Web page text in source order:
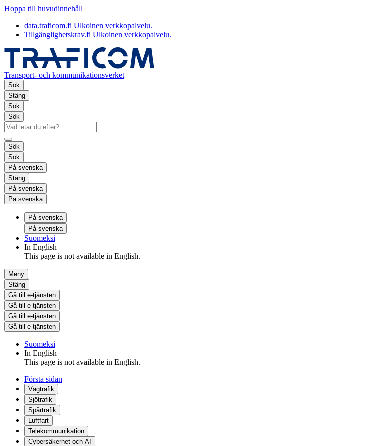
Hoppa till huvudinnehåll
data.traficom.fi Ulkoinen verkkopalvelu.
Tillgänglighetskrav.fi Ulkoinen verkkopalvelu.
Transport- och kommunikationsverket
Sök
Stäng
Sök
Sök
Sök
Sök
På svenska
Stäng
På svenska
På svenska
På svenska
På svenska
Suomeksi
In English
This page is not available in English.
Meny
Stäng
Gå till e-tjänsten
Gå till e-tjänsten
Gå till e-tjänsten
Gå till e-tjänsten
Suomeksi
In English
This page is not available in English.
Första sidan
Vägtrafik
Sjötrafik
Spårtrafik
Luftfart
Telekommunikation
Cybersäkerhet och AI